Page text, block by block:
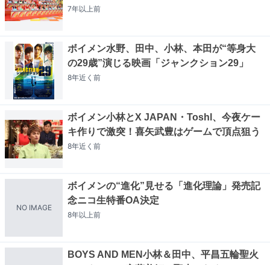
7年以上前
ボイメン水野、田中、小林、本田が“等身大
の29歳”演じる映画「ジャンクション29」
8年近く 前
ボイメン小林とX JAPAN・Toshl、今夜ケー
キ作りで激突！喜矢武豊はゲームで頂点狙う
8年近く 前
NO IMAGE
ボイメンの“進化”見せる「進化理論」発売記
念ニコ生特番OA決定
8年以上前
BOYS AND MEN小林＆田中、平昌五輪聖火